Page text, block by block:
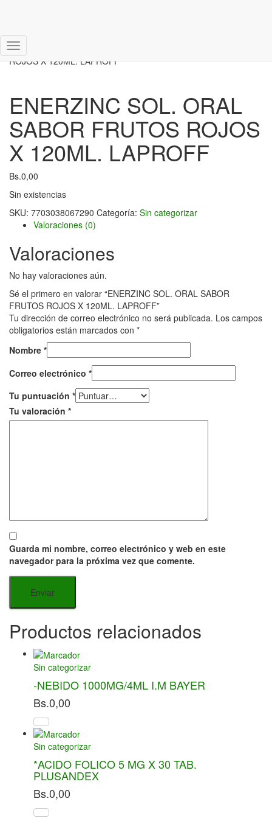
Cambiar
modo
Inicio
ROJOS X 120ML. LAPROFF
ENERZINC SOL. ORAL
SABOR FRUTOS ROJOS
X 120ML. LAPROFF
Bs.0,00
Sin existencias
SKU: 7703038067290 Categoría: Sin categorizar
Valoraciones (0)
Valoraciones
No hay valoraciones aún.
Sé el primero en valorar “ENERZINC SOL. ORAL SABOR
FRUTOS ROJOS X 120ML. LAPROFF”
Tu dirección de correo electrónico no será publicada. Los campos
obligatorios están marcados con *
Nombre *
Correo electrónico *
Tu puntuación *
Tu valoración *
Guarda mi nombre, correo electrónico y web en este
navegador para la próxima vez que comente.
Productos relacionados
Sin categorizar
-NEBIDO 1000MG/4ML I.M BAYER
Bs.0,00
Sin categorizar
*ACIDO FOLICO 5 MG X 30 TAB.
PLUSANDEX
Bs.0,00